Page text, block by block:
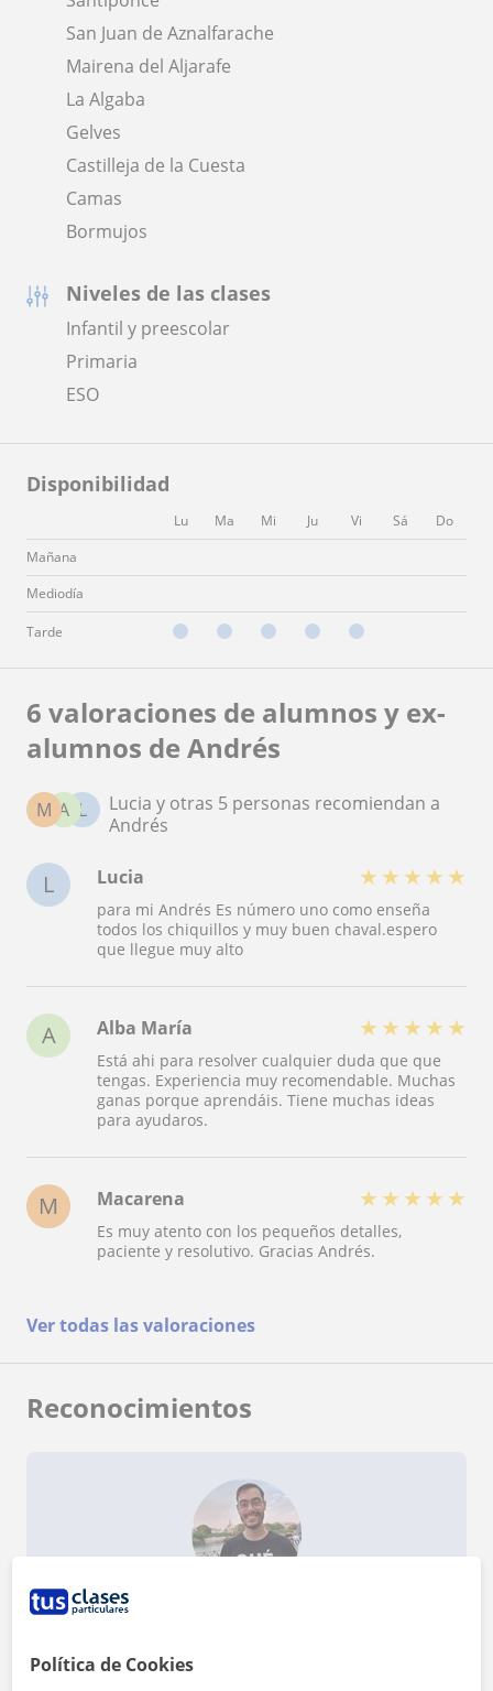
San Juan de Aznalfarache
Mairena del Aljarafe
La Algaba
Gelves
Castilleja de la Cuesta
Camas
Bormujos
Niveles de las clases
Infantil y preescolar
Primaria
ESO
Disponibilidad
Lu Ma Mi Ju Vi Sá
Do
Mañana
Mediodía
Tarde
6 valoraciones de alumnos y ex-
alumnos de Andrés
L
A
M
Lucia y otras 5 personas recomiendan a
Andrés
L Lucia ★ ★ ★ ★ ★
para mi Andrés Es número uno como enseña
todos los chiquillos y muy buen chaval.espero
que llegue muy alto
A Alba María ★ ★ ★ ★ ★
Está ahi para resolver cualquier duda que que
tengas. Experiencia muy recomendable. Muchas
ganas porque aprendáis. Tiene muchas ideas
para ayudaros.
M Macarena ★ ★ ★ ★ ★
Es muy atento con los pequeños detalles,
paciente y resolutivo. Gracias Andrés.
Ver todas las valoraciones
Reconocimientos
¿Quieres saber más de Andrés?
Política de Cookies